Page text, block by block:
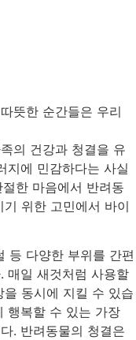
뜻한 순간들은 우리
의 건강과 청결을 유
지에 민감하다는 사실
한 마음에서 반려동
위한 고민에서 바이
등 다양한 부위를 간편
매일 새것처럼 사용할
동시에 지킬 수 있습
행복할 수 있는 가장
. 반려동물의 청결은